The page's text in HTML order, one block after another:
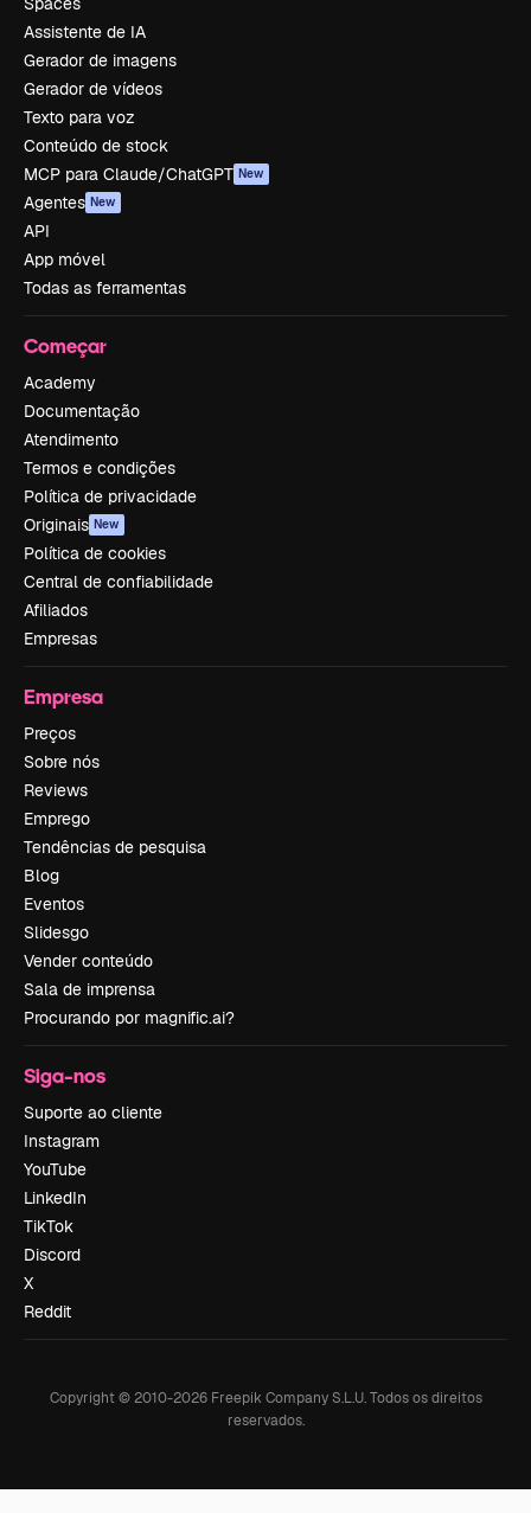
Assistente de IA
Gerador de imagens
Gerador de vídeos
Texto para voz
Conteúdo de stock
MCP para Claude/ChatGPT New
Agentes New
API
App móvel
Todas as ferramentas
Começar
Academy
Documentação
Atendimento
Termos e condições
Política de privacidade
Originais New
Política de cookies
Central de confiabilidade
Afiliados
Empresas
Empresa
Preços
Sobre nós
Reviews
Emprego
Tendências de pesquisa
Blog
Eventos
Slidesgo
Vender conteúdo
Sala de imprensa
Procurando por magnific.ai?
Siga-nos
Suporte ao cliente
Instagram
YouTube
LinkedIn
TikTok
Discord
X
Reddit
Copyright © 2010-2026Freepik Company S.L.U. Todos os direitos
reservados.